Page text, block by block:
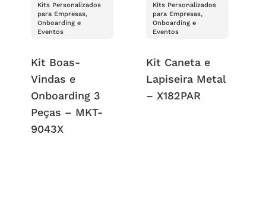
Kits Personalizados
para Empresas,
Onboarding e
Eventos
Kit Boas-
Vindas e
Onboarding 3
Peças – MKT-
9043X
Kits Personalizados
para Empresas,
Onboarding e
Eventos
Kit Caneta e
Lapiseira Metal
– X182PAR